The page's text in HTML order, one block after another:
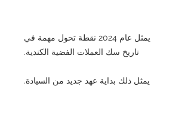
يمثل عام 2024 نقطة تحول مهمة في
تاريخ سك العملات الفضية الكندية.
يمثل ذلك بداية عهد جديد من السيادة.